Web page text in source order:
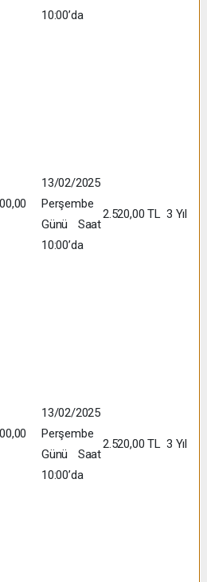
10:00’da
13/02/2025
Perşembe
Günü Saat
10:00’da
2.520,00 TL 3 Yıl
13/02/2025
Perşembe
Günü Saat
10:00’da
2.520,00 TL 3 Yıl